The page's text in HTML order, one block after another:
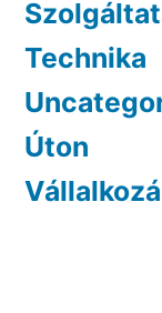
Technika
Úton